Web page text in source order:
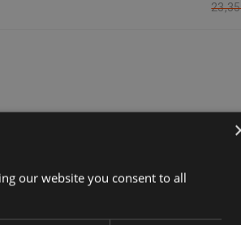
our website you consent to all